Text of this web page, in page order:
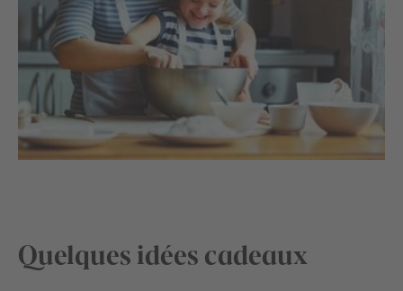
Quelques idées cadeaux